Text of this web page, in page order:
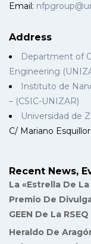
Email:
Address
Department of
Engineering
Instituto de
– (CSIC-UNIZAR)
Universidad de
C/ Mariano
Recent News,
La «Estrella De
Premio De
GEEN De La RSEQ
Heraldo De